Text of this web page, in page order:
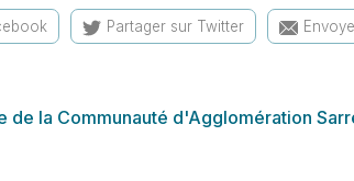
Partager sur Twitter
la Communauté d'Agglomération